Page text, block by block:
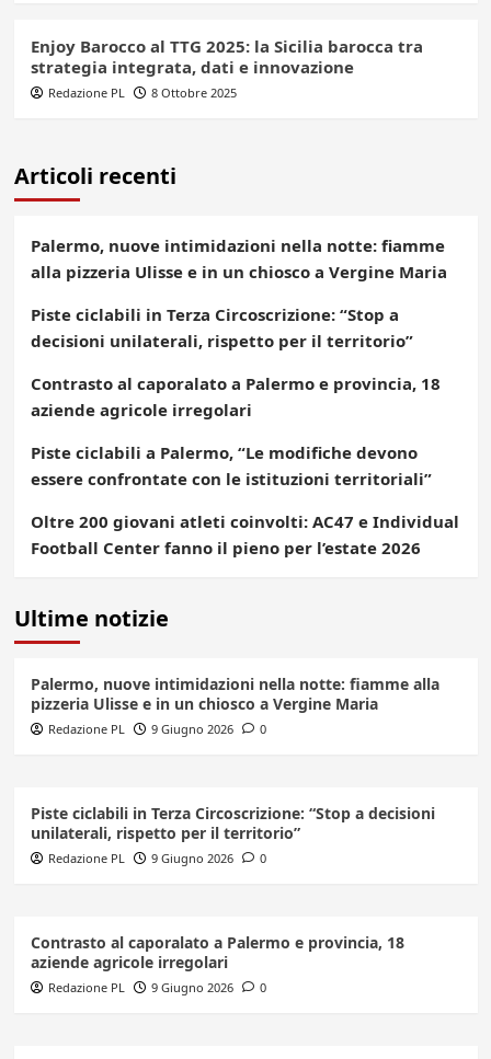
Enjoy Barocco al TTG 2025: la Sicilia barocca tra
strategia integrata, dati e innovazione
Redazione PL 8 Ottobre 2025
Articoli recenti
Palermo, nuove intimidazioni nella notte: fiamme
alla pizzeria Ulisse e in un chiosco a Vergine Maria
Piste ciclabili in Terza Circoscrizione: “Stop a
decisioni unilaterali, rispetto per il territorio”
Contrasto al caporalato a Palermo e provincia, 18
aziende agricole irregolari
Piste ciclabili a Palermo, “Le modifiche devono
essere confrontate con le istituzioni territoriali”
Oltre 200 giovani atleti coinvolti: AC47 e Individual
Football Center fanno il pieno per l’estate 2026
Ultime notizie
Palermo, nuove intimidazioni nella notte: fiamme alla
pizzeria Ulisse e in un chiosco a Vergine Maria
Redazione PL 9 Giugno 2026 0
Piste ciclabili in Terza Circoscrizione: “Stop a decisioni
unilaterali, rispetto per il territorio”
Redazione PL 9 Giugno 2026 0
Contrasto al caporalato a Palermo e provincia, 18
aziende agricole irregolari
Redazione PL 9 Giugno 2026 0